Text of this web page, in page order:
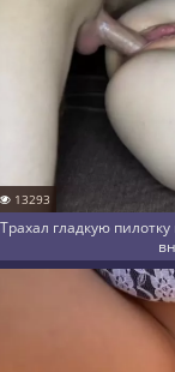
13293
Трахал гладкую